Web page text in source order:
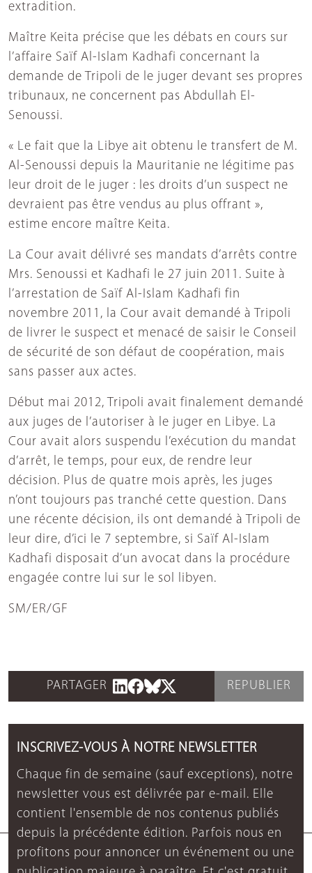
extradition.
Maître Keita précise que les débats en cours sur
l’affaire Saïf Al-Islam Kadhafi concernant la
demande de Tripoli de le juger devant ses propres
tribunaux, ne concernent pas Abdullah El-
Senoussi.
« Le fait que la Libye ait obtenu le transfert de M.
Al-Senoussi depuis la Mauritanie ne légitime pas
leur droit de le juger : les droits d’un suspect ne
devraient pas être vendus au plus offrant »,
estime encore maître Keita.
La Cour avait délivré ses mandats d’arrêts contre
Mrs. Senoussi et Kadhafi le 27 juin 2011. Suite à
l’arrestation de Saïf Al-Islam Kadhafi fin
novembre 2011, la Cour avait demandé à Tripoli
de livrer le suspect et menacé de saisir le Conseil
de sécurité de son défaut de coopération, mais
sans passer aux actes.
Début mai 2012, Tripoli avait finalement demandé
aux juges de l’autoriser à le juger en Libye. La
Cour avait alors suspendu l’exécution du mandat
d’arrêt, le temps, pour eux, de rendre leur
décision. Plus de quatre mois après, les juges
n’ont toujours pas tranché cette question. Dans
une récente décision, ils ont demandé à Tripoli de
leur dire, d’ici le 7 septembre, si Saïf Al-Islam
Kadhafi disposait d’un avocat dans la procédure
engagée contre lui sur le sol libyen.
SM/ER/GF
PARTAGER REPUBLIER
INSCRIVEZ-VOUS À NOTRE NEWSLETTER
Chaque fin de semaine (sauf exceptions), notre
newsletter vous est délivrée par e-mail. Elle
contient l'ensemble de nos contenus publiés
depuis la précédente édition. Parfois nous en
profitons pour annoncer un événement ou une